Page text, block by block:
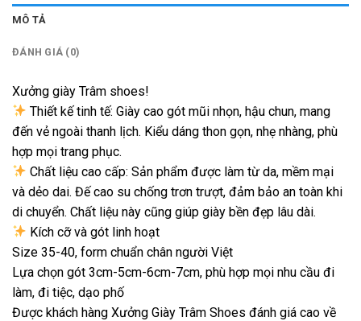
MÔ TẢ
ĐÁNH GIÁ (0)
Xưởng giày Trâm shoes!
Thiết kế tinh tế: Giày cao gót mũi nhọn, hậu chun, mang
đến vẻ ngoài thanh lịch. Kiểu dáng thon gọn, nhẹ nhàng, phù
hợp mọi trang phục.
Chất liệu cao cấp: Sản phẩm được làm từ da, mềm mại
và dẻo dai. Đế cao su chống trơn trượt, đảm bảo an toàn khi
di chuyển. Chất liệu này cũng giúp giày bền đẹp lâu dài.
Kích cỡ và gót linh hoạt
Size 35-40, form chuẩn chân người Việt
Lựa chọn gót 3cm-5cm-6cm-7cm, phù hợp mọi nhu cầu đi
làm, đi tiệc, dạo phố
Được khách hàng Xưởng Giày Trâm Shoes đánh giá cao về